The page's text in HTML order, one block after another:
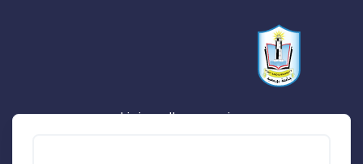
يوسف موسي السيد فرغلي